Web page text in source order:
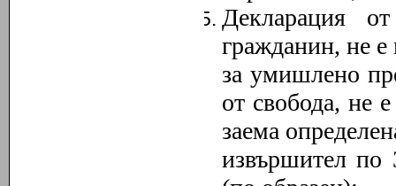
Декларация
гражданин, не е
за умишлено
от свобода, не
заема
извършител по